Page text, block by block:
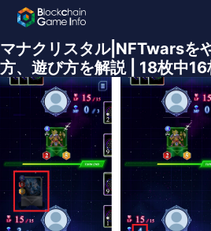
マナクリスタル|NFTwarsを
方、遊び方を解説 | 18枚中